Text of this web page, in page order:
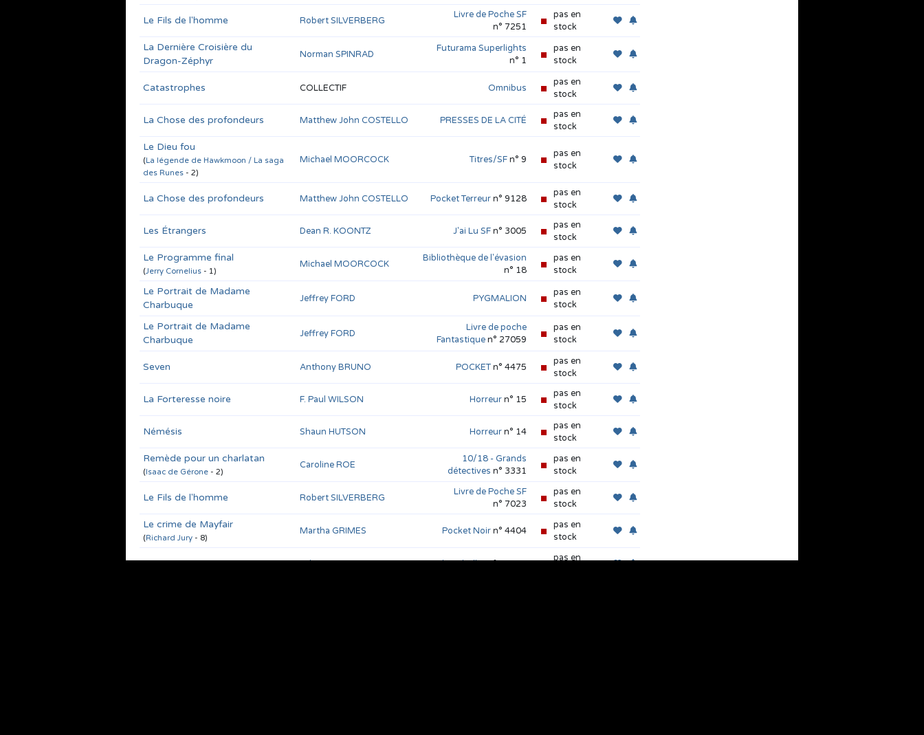
Le Fils de l'homme Robert SILVERBERG
Livre de Poche SF
n° 7251
pas en
stock
La Dernière Croisière du
Dragon-Zéphyr
Norman SPINRAD
Futurama Superlights
n° 1
pas en
stock
Catastrophes COLLECTIF Omnibus
pas en
stock
La Chose des profondeurs Matthew John COSTELLO PRESSES DE LA CITÉ
pas en
stock
Le Dieu fou
(La légende de Hawkmoon / La saga
des Runes - 2)
Michael MOORCOCK Titres/SFn° 9
pas en
stock
La Chose des profondeurs Matthew John COSTELLO Pocket Terreurn° 9128
pas en
stock
Les Étrangers Dean R. KOONTZ J'ai Lu SFn° 3005
pas en
stock
Le Programme final
(Jerry Cornelius - 1)
Michael MOORCOCK
Bibliothèque de l'évasion
n° 18
pas en
stock
Le Portrait de Madame
Charbuque
Jeffrey FORD PYGMALION
pas en
stock
Le Portrait de Madame
Charbuque
Jeffrey FORD
Livre de poche
Fantastiquen° 27059
pas en
stock
Seven Anthony BRUNO POCKETn° 4475
pas en
stock
La Forteresse noire F. Paul WILSON Horreurn° 15
pas en
stock
Némésis Shaun HUTSON Horreurn° 14
pas en
stock
Remède pour un charlatan
(Isaac de Gérone - 2)
Caroline ROE
10/18 - Grands
détectives n° 3331
pas en
stock
Le Fils de l'homme Robert SILVERBERG
Livre de Poche SF
n° 7023
pas en
stock
Le crime de Mayfair
(Richard Jury - 8)
Martha GRIMES Pocket Noirn° 4404
pas en
stock
Juste cause John KATZENBACH Pocket Thrillern° 10038
pas en